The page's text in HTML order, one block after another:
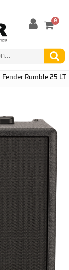
0
Fender Rumble 25 LT